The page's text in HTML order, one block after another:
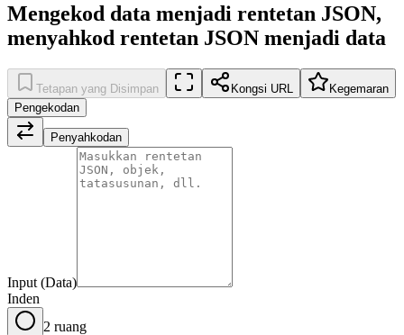
Mengekod data menjadi rentetan JSON,
menyahkod rentetan JSON menjadi data
Tetapan yang Disimpan Kongsi URL
Kegemaran
Pengekodan
Penyahkodan
Input (Data)
Inden
2 ruang